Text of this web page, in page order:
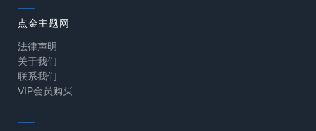
点金主题网
法律声明
关于我们
联系我们
VIP会员购买